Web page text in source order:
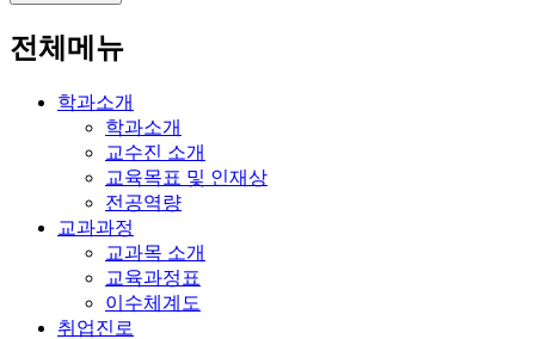
전체메뉴
학과소개
학과소개
교수진 소개
교육목표 및 인재상
전공역량
교과과정
교과목 소개
교육과정표
이수체계도
취업진로